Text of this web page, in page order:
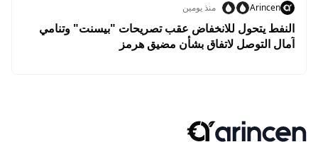
Arincen منذ يومين
النفط يتحول للانخفاض عقب تصريحات "بيسنت" وتنامي
آمال التوصل لاتفاق بشأن مضيق هرمز